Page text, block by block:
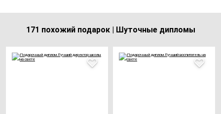
171 похожий подарок | Шуточные дипломы